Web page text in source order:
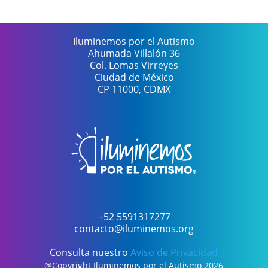
Iluminemos por el Autismo
Ahumada Villalón 36
Col. Lomas Virreyes
Ciudad de México
CP 11000, CDMX
+52 5591317277
contacto@iluminemos.org
Consulta nuestroAviso de Privacidad
@Copyright Iluminemos por el Autismo 2026